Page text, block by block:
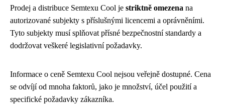
Prodej a distribuce Semtexu Cool je striktně omezena na
autorizované subjekty s příslušnými licencemi a oprávněními.
Tyto subjekty musí splňovat přísné bezpečnostní standardy a
dodržovat veškeré legislativní požadavky.
Informace o ceně Semtexu Cool nejsou veřejně dostupné. Cena
se odvíjí od mnoha faktorů, jako je množství, účel použití a
specifické požadavky zákazníka.